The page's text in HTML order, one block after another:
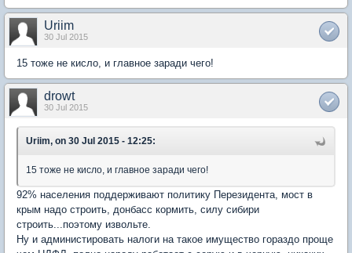
Uriim
30 Jul 2015
15 тоже не кисло, и главное заради чего!
drowt
30 Jul 2015
Uriim, on 30 Jul 2015 - 12:25:
15 тоже не кисло, и главное заради чего!
92% населения поддерживают политику Перезидента, мост в
крым надо строить, донбасс кормить, силу сибири
строить...поэтому извольте.
Ну и администировать налоги на такое имущество гораздо проще